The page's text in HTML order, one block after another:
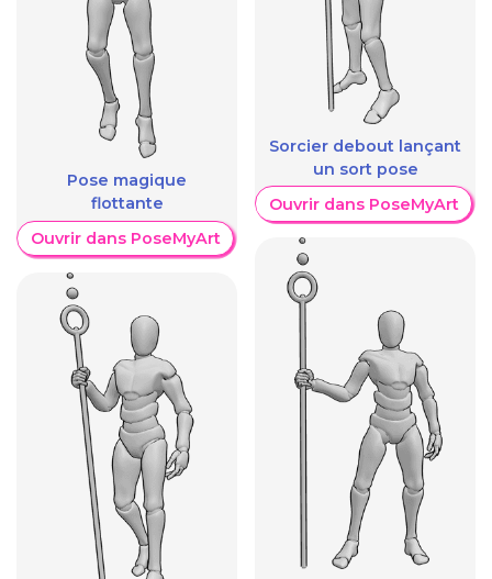
Pose magique
flottante
Ouvrir dans PoseMyArt
Sorcier debout lançant
un sort pose
Ouvrir dans PoseMyArt